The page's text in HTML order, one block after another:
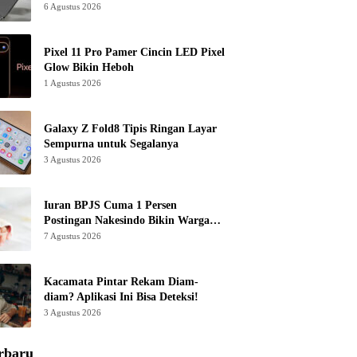
6 Agustus 2026
Pixel 11 Pro Pamer Cincin LED Pixel
Glow Bikin Heboh
1 Agustus 2026
Galaxy Z Fold8 Tipis Ringan Layar
Sempurna untuk Segalanya
3 Agustus 2026
Iuran BPJS Cuma 1 Persen
Postingan Nakesindo Bikin Warganet
Murka
7 Agustus 2026
Kacamata Pintar Rekam Diam-
diam? Aplikasi Ini Bisa Deteksi!
3 Agustus 2026